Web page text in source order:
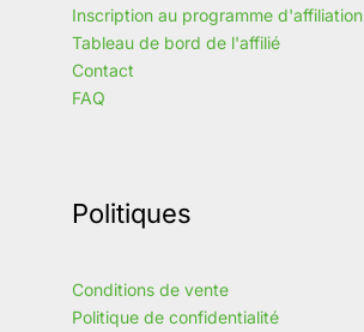
Inscription au programme d'affiliation
Tableau de bord de l'affilié
Contact
FAQ
Politiques
Conditions de vente
Politique de confidentialité